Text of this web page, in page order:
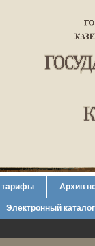
тарифы Архив
Электронный каталог